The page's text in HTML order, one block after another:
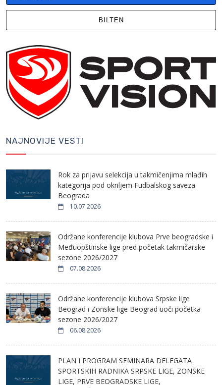
BILTEN
NAJNOVIJE VESTI
Rok za prijavu selekcija u takmičenjima mlađih
kategorija pod okriljem Fudbalskog saveza
Beograda
10.07.2026
Održane konferencije klubova Prve beogradske i
Međuopštinske lige pred početak takmičarske
sezone 2026/2027
07.08.2026
Održane konferencije klubova Srpske lige
Beograd i Zonske lige Beograd uoči početka
sezone 2026/2027
06.08.2026
PLAN I PROGRAM SEMINARA DELEGATA
SPORTSKIH RADNIKA SRPSKE LIGE, ZONSKE
LIGE, PRVE BEOGRADSKE LIGE,